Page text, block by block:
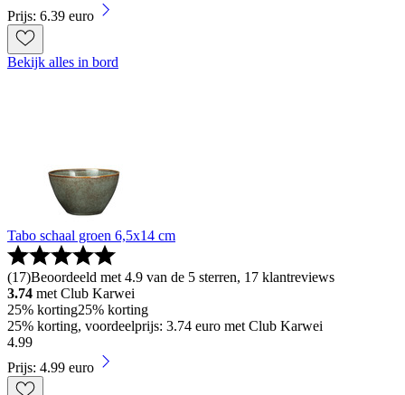
Prijs: 6.39 euro
Bekijk alles in bord
Tabo schaal groen 6,5x14 cm
(17)Beoordeeld met 4.9 van de 5 sterren, 17 klantreviews
3.74 met Club Karwei
25% korting25% korting
25% korting, voordeelprijs: 3.74 euro met Club Karwei
4.99
Prijs: 4.99 euro